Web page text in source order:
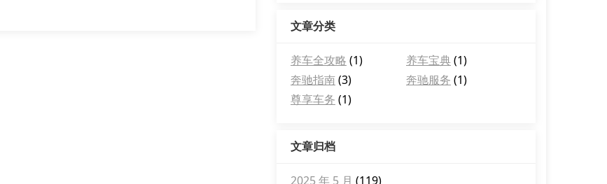
文章分类
养车全攻略 (1) 养车宝典(1)
奔驰指南(3) 奔驰服务 (1)
尊享车务 (1)
文章归档
2025 年 5 月 (119)